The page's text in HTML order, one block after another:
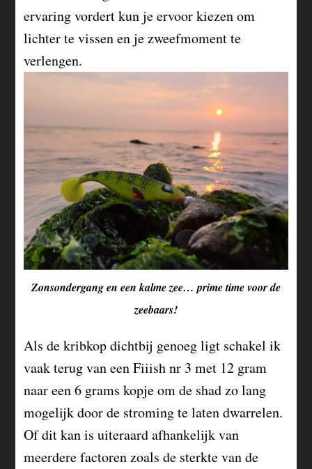
ervaring vordert kun je ervoor kiezen om
lichter te vissen en je zweefmoment te
verlengen.
Zonsondergang en een kalme zee… prime time voor de
zeebaars!
Als de kribkop dichtbij genoeg ligt schakel ik
vaak terug van een Fiiish nr 3 met 12 gram
naar een 6 grams kopje om de shad zo lang
mogelijk door de stroming te laten dwarrelen.
Of dit kan is uiteraard afhankelijk van
meerdere factoren zoals de sterkte van de